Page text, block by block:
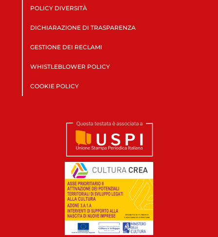
POLICY DIVERSITÀ
DICHIARAZIONE DI TRASPARENZA
GESTIONE DEI RECLAMI
WHISTLEBLOWER POLICY
COOKIE POLICY